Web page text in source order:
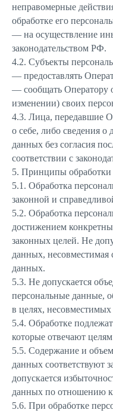
неправомерные
обработке его
— на осуществление
законодательством РФ.
4.2. Субъекты
— предоставлять
— сообщать Оператору
изменении) своих
4.3. Лица, передавшие
о себе, либо сведения о
данных без согласия
соответствии с
5. Принципы
5.1. Обработка
законной и
5.2. Обработка
достижением
законных целей. Не
данных, несовместимая
данных.
5.3. Не допускается
персональные данные,
в целях,
5.4. Обработке
которые отвечают
5.5. Содержание и
данных соответствуют
допускается
данных по отношению к
5.6. При обработке